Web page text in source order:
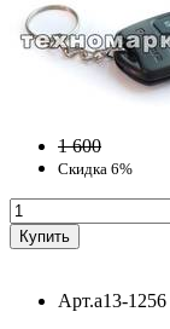
1 600
Скидка 6%
Арт.a13-1256